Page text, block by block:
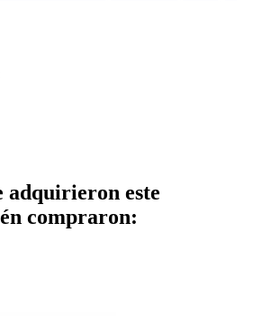
adquirieron este
compraron: